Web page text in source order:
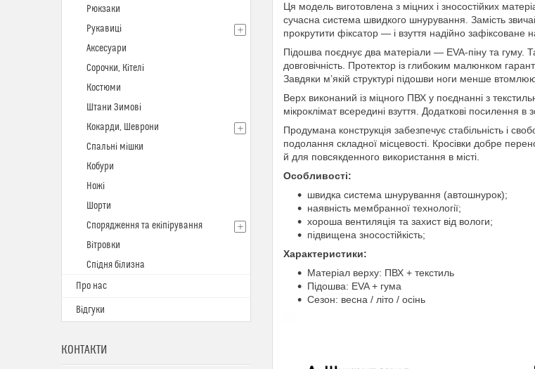
Ця модель виготовлена з міцних і зносостійких
сучасна система швидкого шнурування. Замість
прокрутити фіксатор — і взуття надійно зафіксоване
Підошва поєднує два матеріали — EVA-піну та гуму.
довговічність. Протектор із глибоким малюнком
Завдяки м’якій структурі підошви ноги менше
Верх виконаний із міцного ПВХ у поєднанні з
мікроклімат всередині взуття. Додаткові посилення в
Продумана конструкція забезпечує стабільність і
подолання складної місцевості. Кросівки добре
й для повсякденного використання в місті.
Особливості:
швидка система шнурування (автошнурок);
наявність мембранної технології;
хороша вентиляція та захист від вологи;
підвищена зносостійкість;
Характеристики:
Матеріал верху: ПВХ + текстиль
Підошва: EVA + гума
Сезон: весна / літо / осінь
Рюкзаки
Рукавиці
Аксесуари
Сорочки, Кітелі
Костюми
Штани Зимові
Кокарди, Шеврони
Спальні мішки
Кобури
Ножі
Шорти
Спорядження та екіпірування
Вітровки
Спідня білизна
Про нас
Відгуки
КОНТАКТИ